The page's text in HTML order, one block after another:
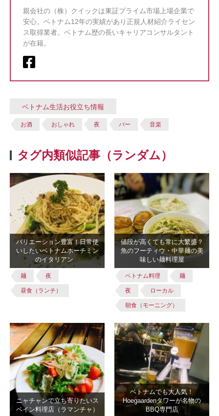
親会社の（株）クイックは東証プライム市場上場企業で
安心。ベトナム12年の実績があり正規人材紹介ライセン
ス取得業者。ベトナム歴の長いキャリアコンサルタント
が在籍。
ベトナム生活お役立ち情報
お酒 おしゃれ 夜 バー 音楽
タグ内類似記事（ランダム）
バリエーション豊富！日常使
いしたいベトナムホーチミン
のイタリアン
麺 夜
昼食（ランチ）
値段が高くても常に大繁盛？
魚のフーティウ・中華麺の美
味しい麺料理屋
ベトナム料理 麺
夜 ローカル
朝食（モーニング）
ニャチャンで立ち寄りたいス
ペイン料理店（ラマンチャ）
ベトナムでも大人気！
Hoegaardenタワーが名物の
BBQ専門店